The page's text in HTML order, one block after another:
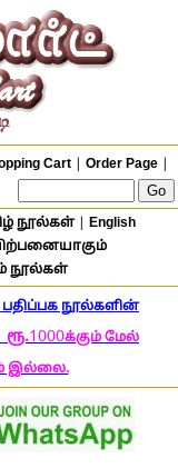
Cart Order Page
நூல்கள்| English
நூல்கள்
பதிப்பக நூல்களின்
ரூ.1000க்கும் மேல்
இல்லை.